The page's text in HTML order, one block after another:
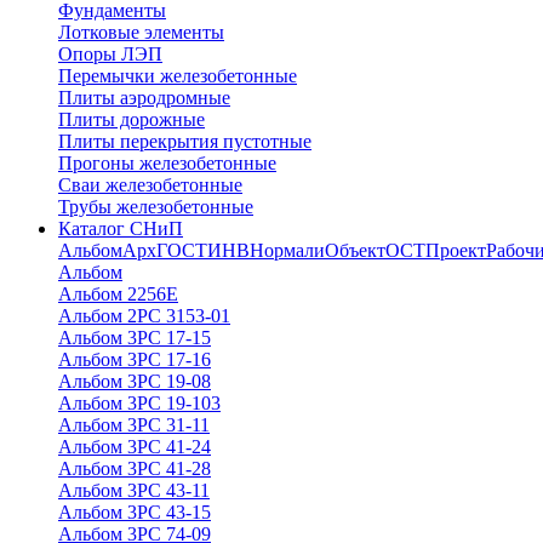
Фундаменты
Лотковые элементы
Опоры ЛЭП
Перемычки железобетонные
Плиты аэродромные
Плиты дорожные
Плиты перекрытия пустотные
Прогоны железобетонные
Сваи железобетонные
Трубы железобетонные
Каталог СНиП
АльбомАрхГОСТИНВНормалиОбъектОСТПроект
Альбом
Альбом 2256Е
Альбом 2РС 3153-01
Альбом 3РС 17-15
Альбом 3РС 17-16
Альбом 3РС 19-08
Альбом 3РС 19-103
Альбом 3РС 31-11
Альбом 3РС 41-24
Альбом 3РС 41-28
Альбом 3РС 43-11
Альбом 3РС 43-15
Альбом 3РС 74-09